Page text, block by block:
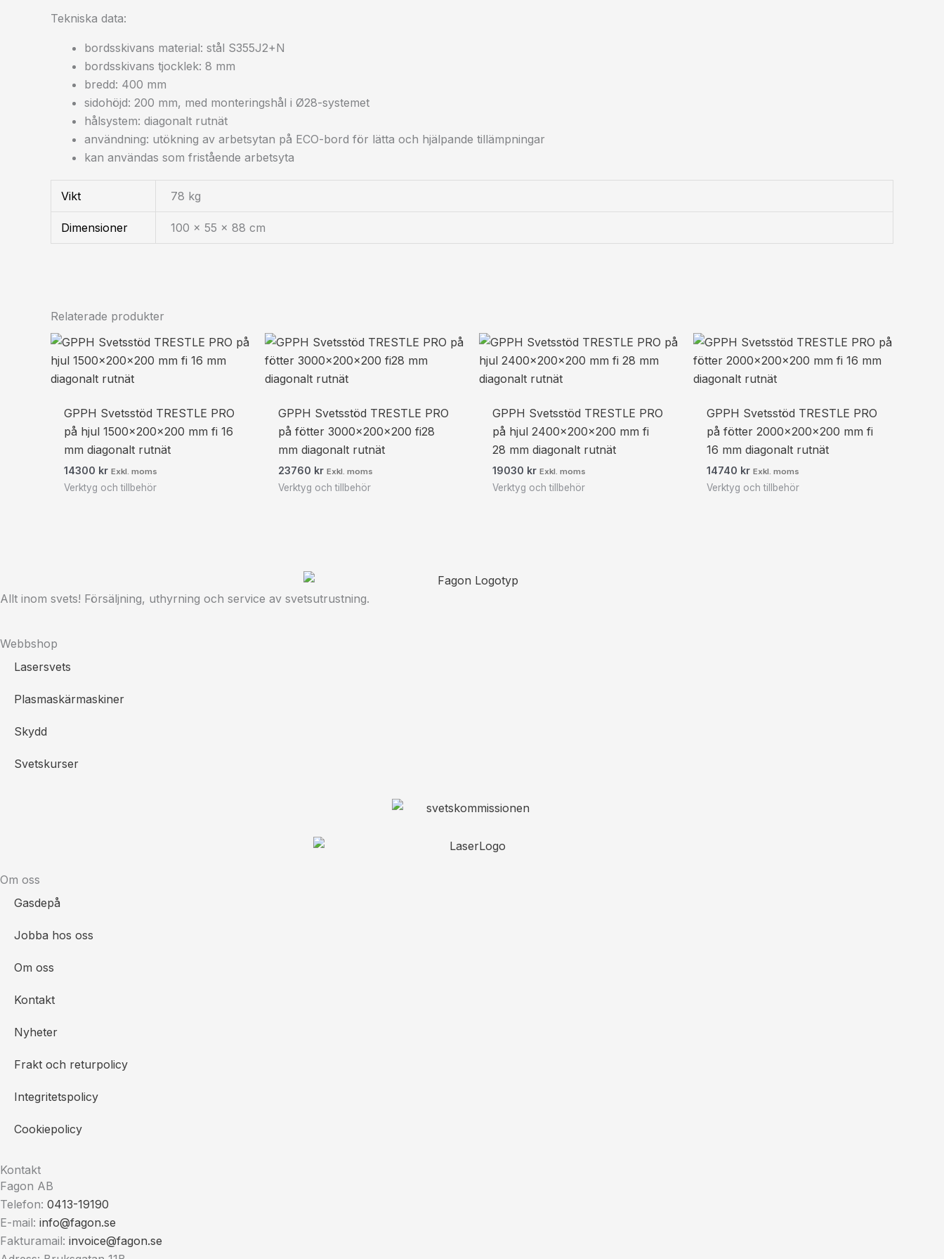
Tekniska data:
bordsskivans material: stål S355J2+N
bordsskivans tjocklek: 8 mm
bredd: 400 mm
sidohöjd: 200 mm, med monteringshål i Ø28-systemet
hålsystem: diagonalt rutnät
användning: utökning av arbetsytan på ECO-bord för lätta och hjälpande tillämpningar
kan användas som fristående arbetsyta
Vikt 78 kg
Dimensioner 100 × 55 × 88 cm
Relaterade produkter
GPPH Svetsstöd TRESTLE PRO
på hjul 1500x200x200 mm fi 16
mm diagonalt rutnät
14300 kr Exkl. moms
Verktyg och tillbehör
GPPH Svetsstöd TRESTLE PRO
på fötter 3000x200x200 fi28
mm diagonalt rutnät
23760 kr Exkl. moms
Verktyg och tillbehör
GPPH Svetsstöd TRESTLE PRO
på hjul 2400x200x200 mm fi
28 mm diagonalt rutnät
19030 kr Exkl. moms
Verktyg och tillbehör
GPPH Svetsstöd TRESTLE PRO
på fötter 2000x200x200 mm fi
16 mm diagonalt rutnät
14740 kr Exkl. moms
Verktyg och tillbehör
Allt inom svets! Försäljning, uthyrning och service av svetsutrustning.
Webbshop
Lasersvets
Plasmaskärmaskiner
Skydd
Svetskurser
Om oss
Gasdepå
Jobba hos oss
Om oss
Kontakt
Nyheter
Frakt och returpolicy
Integritetspolicy
Cookiepolicy
Kontakt
Fagon AB
Telefon: 0413-19190
E-mail: info@fagon.se
Fakturamail: invoice@fagon.se